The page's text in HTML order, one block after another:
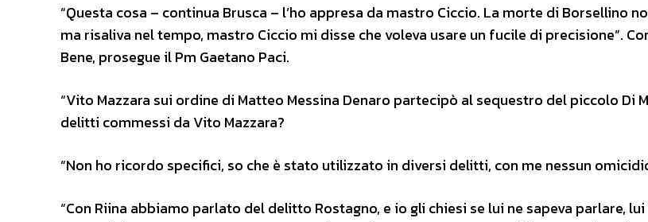
“Questa cosa – continua Brusca – l’ho appresa da mastro Ciccio. La morte di Borsellino
ma risaliva nel tempo, mastro Ciccio mi disse che voleva usare un fucile di precisione”.
Bene, prosegue il Pm Gaetano Paci.
“Vito Mazzara sui ordine di Matteo Messina Denaro partecipò al sequestro del piccolo Di
delitti commessi da Vito Mazzara?
“Non ho ricordo specifici, so che è stato utilizzato in diversi delitti, con me nessun
“Con Riina abbiamo parlato del delitto Rostagno, e io gli chiesi se lui ne sapeva parlare,